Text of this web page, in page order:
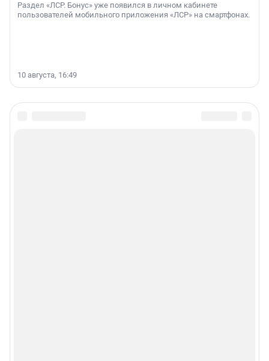
Раздел «ЛСР. Бонус» уже появился в личном кабинете
пользователей мобильного приложения «ЛСР» на смартфонах.
10 августа, 16:49